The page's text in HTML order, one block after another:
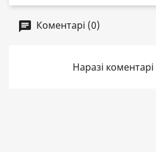
Коментарі (0)
Наразі коментарі